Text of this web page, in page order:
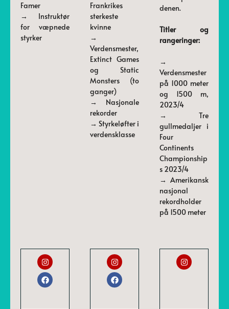
Famer
→ Instruktør
for væpnede
styrker
Frankrikes
sterkeste
kvinne
→
Verdensmester,
Extinct Games
og Static
Monsters (to
ganger)
→ Nasjonale
rekorder
→ Styrkeløfter i
verdensklasse
denen.
Titler og
rangeringer:
→
Verdensmester
på 1000 meter
og 1500 m,
2023/4
→ Tre
gullmedaljer i
Four
Continents
Championship
s 2023/4
→ Amerikansk
nasjonal
rekordholder
på 1500 meter